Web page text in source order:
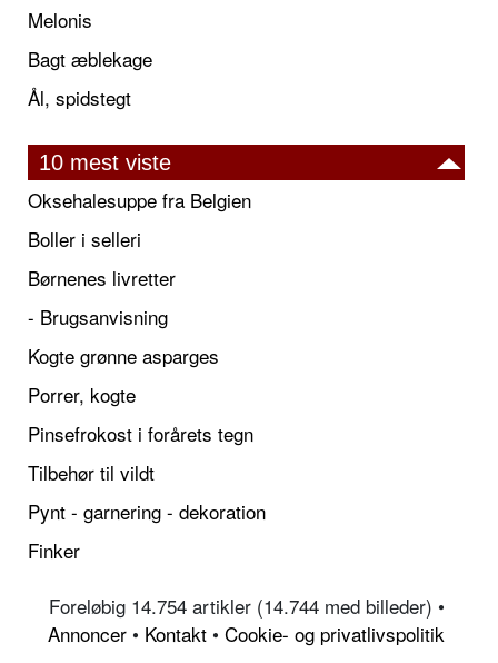
Melonis
Bagt æblekage
Ål, spidstegt
10 mest viste
Oksehalesuppe fra Belgien
Boller i selleri
Børnenes livretter
- Brugsanvisning
Kogte grønne asparges
Porrer, kogte
Pinsefrokost i forårets tegn
Tilbehør til vildt
Pynt - garnering - dekoration
Finker
Foreløbig 14.754 artikler (14.744 med billeder) •
Annoncer • Kontakt • Cookie- og privatlivspolitik